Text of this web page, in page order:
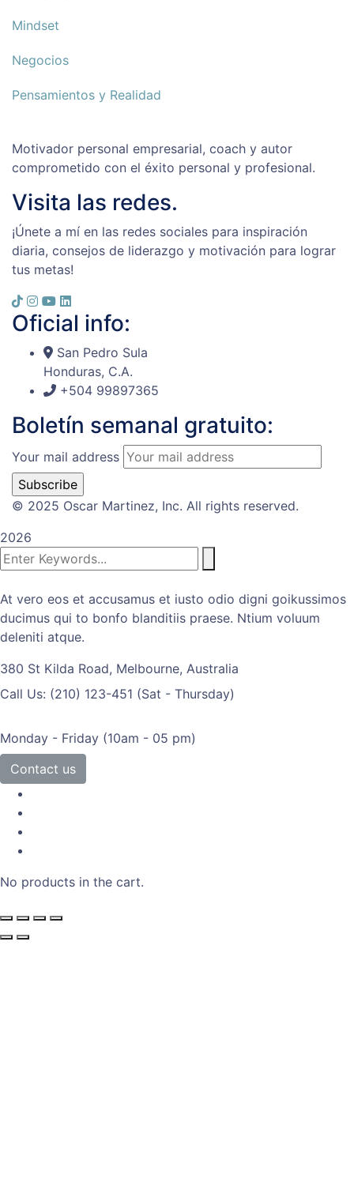
Mindset
Negocios
Pensamientos y Realidad
Motivador personal empresarial, coach y autor
comprometido con el éxito personal y profesional.
Visita las redes.
¡Únete a mí en las redes sociales para inspiración
diaria, consejos de liderazgo y motivación para lograr
tus metas!
Oficial info:
San Pedro Sula
Honduras, C.A.
+504 99897365
Boletín semanal gratuito:
Your mail address
© 2025 Oscar Martinez, Inc. All rights reserved.
2026
At vero eos et accusamus et iusto odio digni goikussimos
ducimus qui to bonfo blanditiis praese. Ntium voluum
deleniti atque.
380 St Kilda Road, Melbourne, Australia
Call Us: (210) 123-451 (Sat - Thursday)
Monday - Friday (10am - 05 pm)
Contact us
No products in the cart.